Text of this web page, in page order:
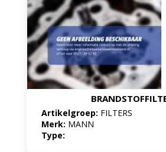
Artikelgroep: FILTERS
Merk: MANN
Type: